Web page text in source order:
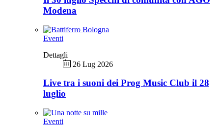
Modena
Eventi
Dettagli
26 Lug 2026
Live tra i suoni dei Prog Music Club il 28
luglio
Eventi